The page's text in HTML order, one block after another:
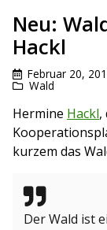
Neu:
Hackl
Februar 20,
Wald
Hermine Hackl,
kurzem das
Der Wald ist